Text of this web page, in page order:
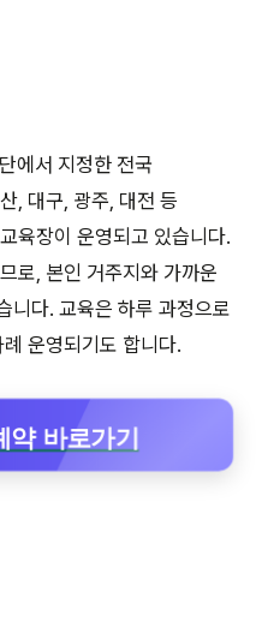
에서 지정한 전국
, 대구, 광주, 대전 등
육장이 운영되고 있습니다.
로, 본인 거주지와 가까운
니다. 교육은 하루 과정으로
운영되기도 합니다.
바로가기